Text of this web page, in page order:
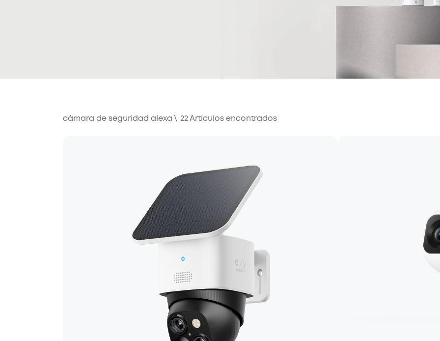
cámara de seguridad alexa \ 22 Artículos encontrados